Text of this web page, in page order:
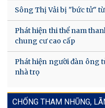
Sông Thị Vải bị "bức tử"
Phát hiện thi thể nam
chung cư cao cấp
Phát hiện người đàn ông
nhà trọ
CHỐNG THAM NHŨNG,